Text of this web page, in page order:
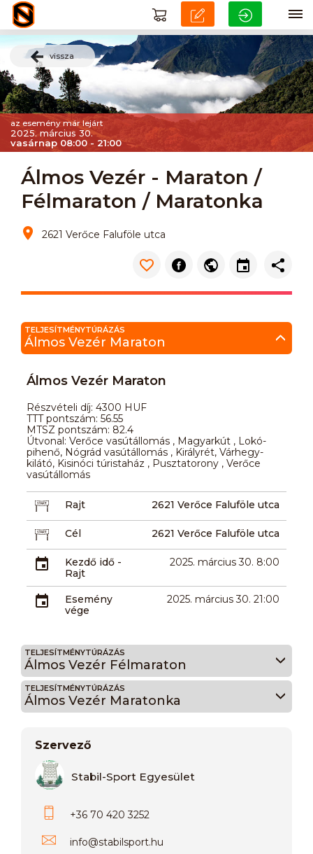
vissza
az esemény már lejárt
2025. március 30.
vasárnap 08:00 - 21:00
Álmos Vezér - Maraton /
Félmaraton / Maratonka
2621 Verőce Faluföle utca
TELJESÍTMÉNYTÚRÁZÁS
Álmos Vezér Maraton
Álmos Vezér Maraton
Részvételi díj: 4300 HUF
TTT pontszám: 56.55
MTSZ pontszám: 82.4
Útvonal: Verőce vasútállomás , Magyarkút , Lokó-
pihenő, Nógrád vasútállomás , Királyrét, Várhegy-
kilátó, Kisinóci túristaház , Pusztatorony , Verőce
vasútállomás
Rajt 2621 Verőce Faluföle utca
Cél 2621 Verőce Faluföle utca
Kezdő idő -
Rajt
2025. március 30. 8:00
Esemény
vége
2025. március 30. 21:00
TELJESÍTMÉNYTÚRÁZÁS
Álmos Vezér Félmaraton
TELJESÍTMÉNYTÚRÁZÁS
Álmos Vezér Maratonka
Szervező
Stabil-Sport Egyesület
+36 70 420 3252
info@stabilsport.hu